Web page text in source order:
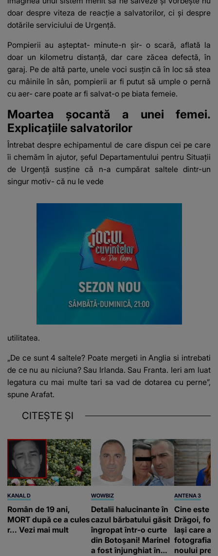
doar despre viteza de reacție a salvatorilor, ci și despre
dotările serviciului de Urgență.
Pompierii au așteptat- minute-n șir- o scară, aflată la
doar un kilometru distanță, dar care zăcea defectă, în
garaj. Pe de altă parte, unele voci susțin că în loc să stea
cu mâinile în sân, pompierii ar fi putut să umple o pernă
cu aer- care poate ar fi salvat-o pe biata femeie.
Moartea șocantă a unei femei.
Explicațiile salvatorilor
Întrebat despre echipamentul de care dispun cei pe care
îi chemăm în ajutor, șeful Departamentului pentru Situații
de Urgență susține că n-a cumpărat saltele dintr-un
singur motiv- că nu le vede
utilitatea.
„De ce sunt 4 saltele? Poate mergeti in Anglia si intrebati
de ce nu au niciuna? Sau Irlanda. Sau Franta. Ieri am luat
legatura cu mai multe tari sa vad de dotarea cu perne”,
spune Arafat.
CITEȘTE ȘI
KANAL D
Român de 19 ani,
MORT după ce a cules
r... Vezi mai mult
WOWBIZ
Detalii halucinante în
cazul bărbatului găsit
îngropat într-o curte
din Botoșani! Marinel
a fost înjunghiat în
ANTENA 3
Cine este
Drăgoi,
Iași care a
fotografia
noului